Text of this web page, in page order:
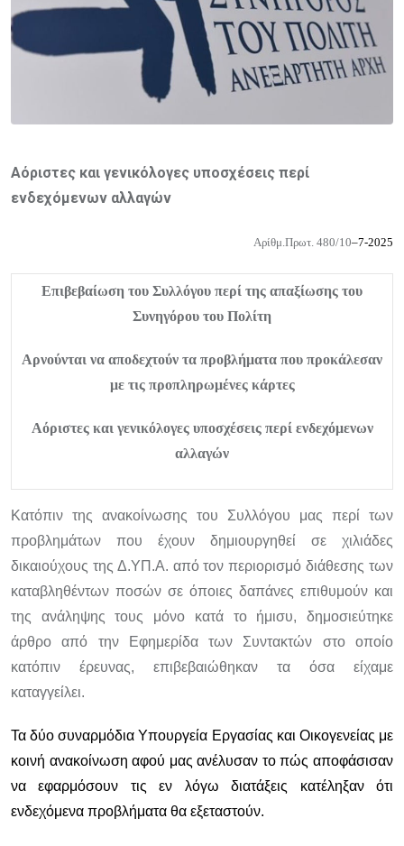
Αόριστες και γενικόλογες υποσχέσεις περί
ενδεχόμενων αλλαγών
Αρίθμ.Πρωτ. 480/10–7-2025
Επιβεβαίωση του Συλλόγου περί της απαξίωσης του
Συνηγόρου του Πολίτη
Αρνούνται να αποδεχτούν τα προβλήματα που προκάλεσαν
με τις προπληρωμένες κάρτες
Αόριστες και γενικόλογες υποσχέσεις περί ενδεχόμενων
αλλαγών
Κατόπιν της ανακοίνωσης του Συλλόγου μας περί των
προβλημάτων που έχουν δημιουργηθεί σε χιλιάδες
δικαιούχους της Δ.ΥΠ.Α. από τον περιορισμό διάθεσης των
καταβληθέντων ποσών σε όποιες δαπάνες επιθυμούν και
της ανάληψης τους μόνο κατά το ήμισυ, δημοσιεύτηκε
άρθρο από την Εφημερίδα των Συντακτών στο οποίο
κατόπιν έρευνας, επιβεβαιώθηκαν τα όσα είχαμε
καταγγείλει.
Τα δύο συναρμόδια Υπουργεία Εργασίας και Οικογενείας με
κοινή ανακοίνωση αφού μας ανέλυσαν το πώς αποφάσισαν
να εφαρμόσουν τις εν λόγω διατάξεις κατέληξαν ότι
ενδεχόμενα προβλήματα θα εξεταστούν.